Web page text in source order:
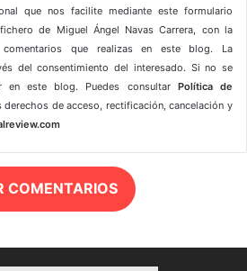
que nos facilite mediante este formulario
de Miguel Ángel Navas Carrera, con la
que realizas en este blog. La
del consentimiento del interesado. Si no se
en este blog. Puedes consultar Política de
derechos de acceso, rectificación, cancelación y
COMENTARIOS